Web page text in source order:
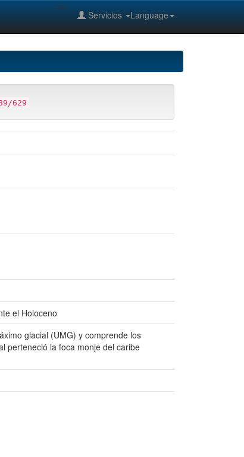
Language
Servicios
--%>
629
el Holoceno
glacial (UMG) y comprende los
perteneció la foca monje del caribe